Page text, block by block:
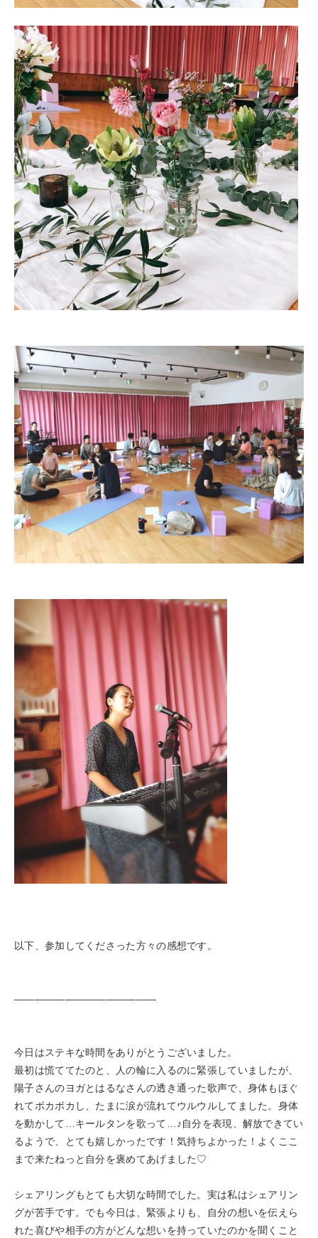
以下、参加してくださった方々の感想です。
——————————————
今日はステキな時間をありがとうございました。
最初は慌ててたのと、人の輪に入るのに緊張していましたが、
陽子さんのヨガとはるなさんの透き通った歌声で、身体もほぐ
れてポカポカし、たまに涙が流れてウルウルしてました。身体
を動かして…キールタンを歌って…♪自分を表現、解放できてい
るようで、とても嬉しかったです！気持ちよかった！よくここ
まで来たねっと自分を褒めてあげました♡
シェアリングもとても大切な時間でした。実は私はシェアリン
グが苦手です。でも今日は、緊張よりも、自分の想いを伝えら
れた喜びや相手の方がどんな想いを持っていたのかを聞くこと